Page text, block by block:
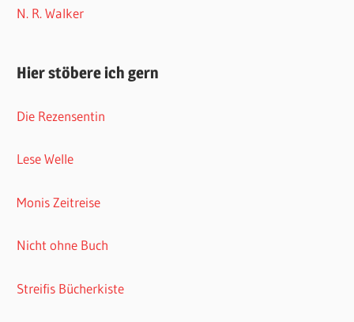
N. R. Walker
Hier stöbere ich gern
Die Rezensentin
Lese Welle
Monis Zeitreise
Nicht ohne Buch
Streifis Bücherkiste